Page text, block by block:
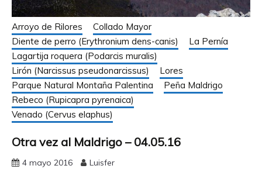
Arroyo de Rilores
Collado Mayor
Diente de perro (Erythronium dens-canis)
La Pernía
Lagartija roquera (Podarcis muralis)
Lirón (Narcissus pseudonarcissus)
Lores
Parque Natural Montaña Palentina
Peña Maldrigo
Rebeco (Rupicapra pyrenaica)
Venado (Cervus elaphus)
Otra vez al Maldrigo – 04.05.16
4 mayo 2016 Luisfer